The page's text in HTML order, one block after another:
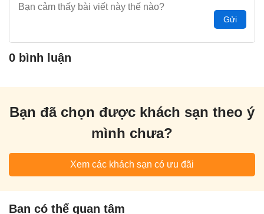
Gửi
0 bình luận
Bạn đã chọn được khách sạn theo ý
mình chưa?
Xem các khách sạn có ưu đãi
Bạn có thể quan tâm